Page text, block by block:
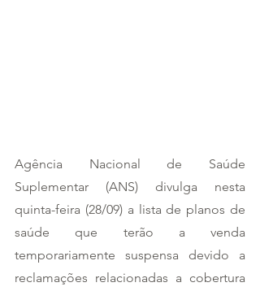
Agência Nacional de Saúde
Suplementar (ANS) divulga nesta
quinta-feira (28/09) a lista de planos de
saúde que terão a venda
temporariamente suspensa devido a
reclamações relacionadas a cobertura